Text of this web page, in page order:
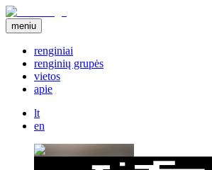
meniu
renginiai
renginių grupės
vietos
apie
lt
en